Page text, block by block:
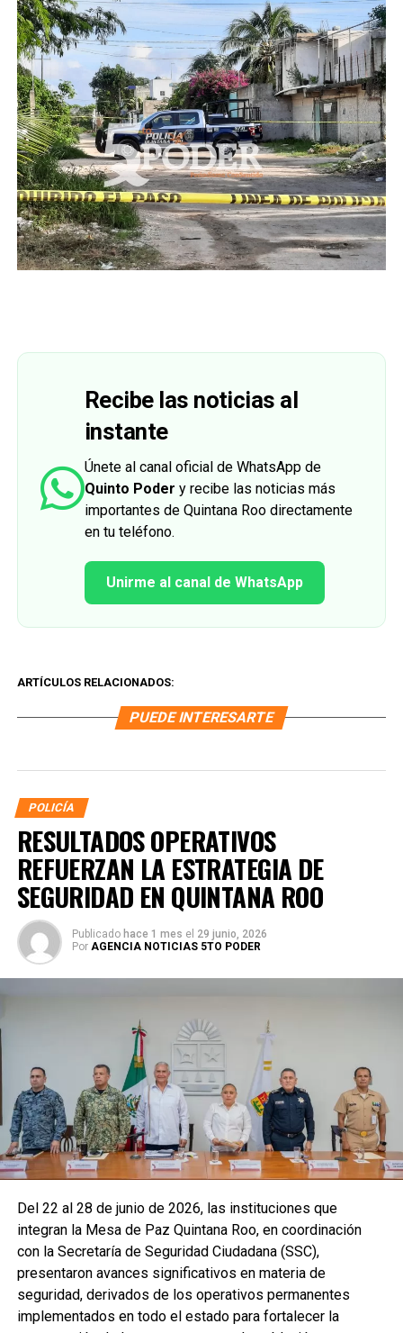
Recibe las noticias al
instante
Únete al canal oficial de WhatsApp de
Quinto Poder y recibe las noticias más
importantes de Quintana Roo directamente
en tu teléfono.
Unirme al canal de WhatsApp
ARTÍCULOS RELACIONADOS:
PUEDE INTERESARTE
POLICÍA
RESULTADOS OPERATIVOS
REFUERZAN LA ESTRATEGIA DE
SEGURIDAD EN QUINTANA ROO
Publicado hace 1 mes el 29 junio, 2026
Por AGENCIA NOTICIAS 5TO PODER
Del 22 al 28 de junio de 2026, las instituciones que
integran la Mesa de Paz Quintana Roo, en coordinación
con la Secretaría de Seguridad Ciudadana (SSC),
presentaron avances significativos en materia de
seguridad, derivados de los operativos permanentes
implementados en todo el estado para fortalecer la